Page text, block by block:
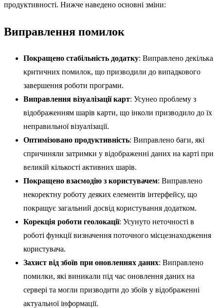
продуктивності. Нижче наведено основні зміни:
Виправлення помилок
Покращено стабільність додатку: Виправлено декілька
критичних помилок, що призводили до випадкового
завершення роботи програми.
Виправлення візуалізації карт: Усунео проблему з
відображенням шарів карти, що інколи призводило до їх
неправильної візуалізації.
Оптимізовано продуктивність: Виправлено баги, які
спричиняли затримки у відображенні даних на карті при
великій кількості активних шарів.
Покращено взаємодію з користувачем: Виправлено
некоректну роботу деяких елементів інтерфейсу, що
покращує загальний досвід користування додатком.
Корекція роботи геолокації: Усунуто неточності в
роботі функції визначення поточного місцезнаходження
користувача.
Захист від збоїв при оновленнях даних: Виправлено
помилки, які виникали під час оновлення даних на
сервері та могли призводити до збоїв у відображенні
актуальної інформації.